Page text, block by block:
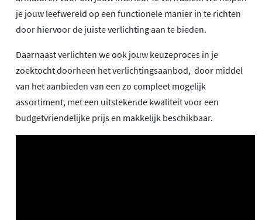
je jouw leefwereld op een functionele manier in te richten
door hiervoor de juiste verlichting aan te bieden.
Daarnaast verlichten we ook jouw keuzeproces in je
zoektocht doorheen het verlichtingsaanbod, door middel
van het aanbieden van een zo compleet mogelijk
assortiment, met een uitstekende kwaliteit voor een
budgetvriendelijke prijs en makkelijk beschikbaar.